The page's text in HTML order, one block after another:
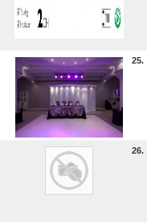
25.
26.